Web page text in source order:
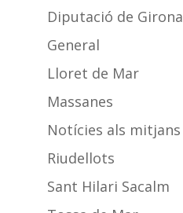
Diputació de Girona
General
Lloret de Mar
Massanes
Notícies als mitjans
Riudellots
Sant Hilari Sacalm